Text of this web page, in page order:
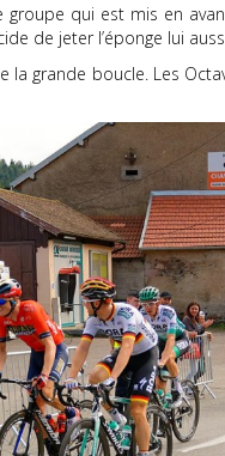
qui est mis en
de jeter l’éponge lui
grande boucle. Les